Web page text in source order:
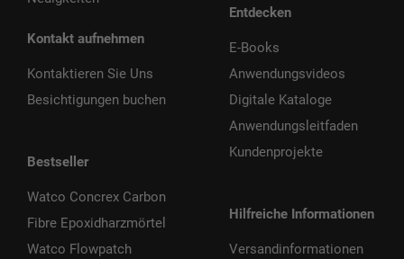
Kontakt aufnehmen
Kontaktieren Sie Uns
Besichtigungen buchen
Bestseller
Watco Concrex Carbon
Fibre Epoxidharzmörtel
Watco Flowpatch
Entdecken
E-Books
Anwendungsvideos
Digitale Kataloge
Anwendungsleitfaden
Kundenprojekte
Hilfreiche Informationen
Versandinformationen